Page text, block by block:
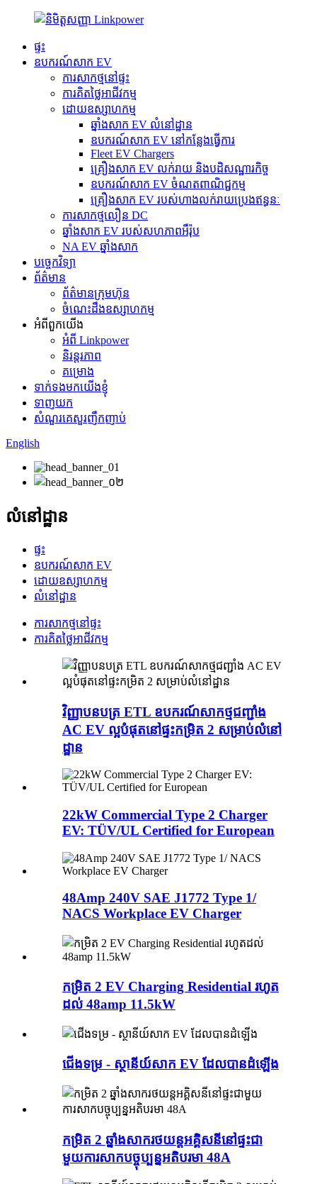
ផ្ទះ
ឧបករណ៍សាក EV
ការសាកថ្មនៅផ្ទះ
ការគិតថ្លៃអាជីវកម្ម
ដោយឧស្សាហកម្ម
ឆ្នាំងសាក EV លំនៅដ្ឋាន
ឧបករណ៍សាក EV នៅកន្លែងធ្វើការ
Fleet EV Chargers
គ្រឿងសាក EV លក់រាយ និងបដិសណ្ឋារកិច្ច
ឧបករណ៍សាក EV ចំណតពាណិជ្ជកម្ម
គ្រឿងសាក EV របស់ហាងលក់រាយប្រេងឥន្ធនៈ
ការសាកថ្មលឿន DC
ឆ្នាំងសាក EV របស់សហភាពអឺរ៉ុប
NA EV ឆ្នាំងសាក
បច្ចេកវិទ្យា
ព័ត៌មាន
ព័ត៌មានក្រុមហ៊ុន
ចំណេះដឹងឧស្សាហកម្ម
អំពីពួកយើង
អំពី Linkpower
និរន្តរភាព
គម្រោង
ទាក់ទងមកយើងខ្ញុំ
ទាញយក
សំណួរគេសួរញឹកញាប់
English
លំនៅដ្ឋាន
ផ្ទះ
ឧបករណ៍សាក EV
ដោយឧស្សាហកម្ម
លំនៅដ្ឋាន
ការសាកថ្មនៅផ្ទះ
ការគិតថ្លៃអាជីវកម្ម
វិញ្ញាបនបត្រ ETL ឧបករណ៍សាកថ្មជញ្ជាំង
AC EV ល្អបំផុតនៅផ្ទះកម្រិត 2 សម្រាប់លំនៅ
ដ្ឋាន
22kW Commercial Type 2 Charger
EV: TÜV/UL Certified for European
48Amp 240V SAE J1772 Type 1/
NACS Workplace EV Charger
កម្រិត 2 EV Charging Residential រហូត
ដល់ 48amp 11.5kW
ជើងទម្រ - ស្ថានីយ៍សាក EV ដែលបានដំឡើង
កម្រិត 2 ឆ្នាំងសាករថយន្តអគ្គិសនីនៅផ្ទះជា
មួយការសាកបច្ចុប្បន្នអតិបរមា 48A